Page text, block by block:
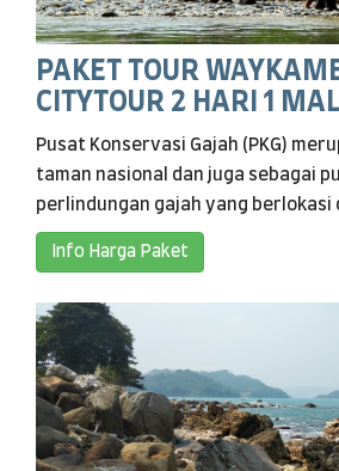
PAKET TOUR
CITYTOUR 2 HARI 1
Pusat Konservasi Gajah (PKG)
taman nasional dan juga sebagai
perlindungan gajah yang berlokasi
Info Harga Paket